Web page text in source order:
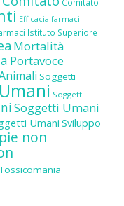
Efficacia farmaci
Istituto Superiore
Mortalità
Portavoce
Soggetti
Soggetti
Soggetti Umani
Umani Sviluppo
non
Tossicomania